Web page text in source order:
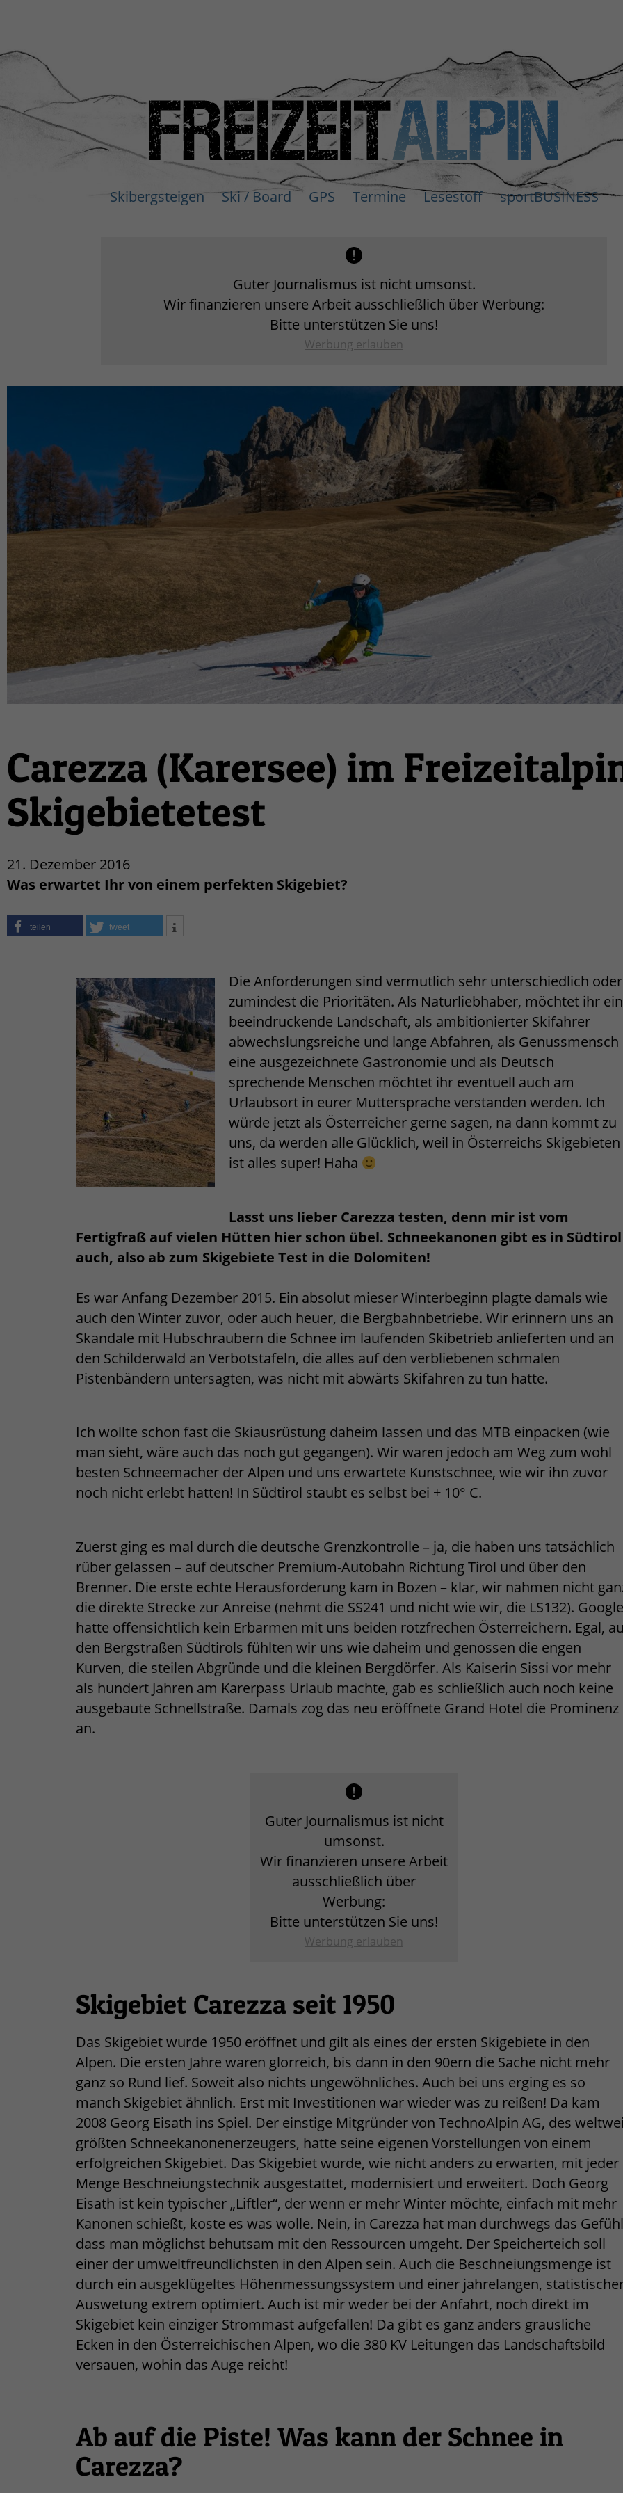
Skibergsteigen Ski / Board GPS Termine Lesestoff sportBUSINESS
Guter Journalismus ist nicht umsonst.
Wir finanzieren unsere Arbeit ausschließlich über Werbung:
Bitte unterstützen Sie uns!
Werbung erlauben
Carezza (Karersee) im
Skigebietetest
21. Dezember 2016
Was erwartet Ihr von einem perfekten Skigebiet?
teilen tweet
Die Anforderungen sind vermutlich sehr unterschiedlich oder
zumindest die Prioritäten. Als Naturliebhaber, möchtet ihr
beeindruckende Landschaft, als ambitionierter Skifahrer
abwechslungsreiche und lange Abfahren, als Genussmensch
eine ausgezeichnete Gastronomie und als Deutsch
sprechende Menschen möchtet ihr eventuell auch am
Urlaubsort in eurer Muttersprache verstanden werden. Ich
würde jetzt als Österreicher gerne sagen, na dann kommt zu
uns, da werden alle Glücklich, weil in Österreichs Skigebieten
ist alles super! Haha
Lasst uns lieber Carezza testen, denn mir ist vom
Fertigfraß auf vielen Hütten hier schon übel. Schneekanonen gibt es in Südtirol
auch, also ab zum Skigebiete Test in die Dolomiten!
Es war Anfang Dezember 2015. Ein absolut mieser Winterbeginn plagte damals wie
auch den Winter zuvor, oder auch heuer, die Bergbahnbetriebe. Wir erinnern uns an
Skandale mit Hubschraubern die Schnee im laufenden Skibetrieb anlieferten und an
den Schilderwald an Verbotstafeln, die alles auf den verbliebenen schmalen
Pistenbändern untersagten, was nicht mit abwärts Skifahren zu tun hatte.
Ich wollte schon fast die Skiausrüstung daheim lassen und das MTB einpacken (wie
man sieht, wäre auch das noch gut gegangen). Wir waren jedoch am Weg zum wohl
besten Schneemacher der Alpen und uns erwartete Kunstschnee, wie wir ihn zuvor
noch nicht erlebt hatten! In Südtirol staubt es selbst bei + 10° C.
Zuerst ging es mal durch die deutsche Grenzkontrolle – ja, die haben uns tatsächlich
rüber gelassen – auf deutscher Premium-Autobahn Richtung Tirol und über den
Brenner. Die erste echte Herausforderung kam in Bozen – klar, wir nahmen nicht
die direkte Strecke zur Anreise (nehmt die SS241 und nicht wie wir, die LS132). Google
hatte offensichtlich kein Erbarmen mit uns beiden rotzfrechen Österreichern. Egal,
den Bergstraßen Südtirols fühlten wir uns wie daheim und genossen die engen
Kurven, die steilen Abgründe und die kleinen Bergdörfer. Als Kaiserin Sissi vor mehr
als hundert Jahren am Karerpass Urlaub machte, gab es schließlich auch noch keine
ausgebaute Schnellstraße. Damals zog das neu eröffnete Grand Hotel die Prominenz
an.
Guter Journalismus ist nicht
umsonst.
Wir finanzieren unsere Arbeit
ausschließlich über
Werbung:
Bitte unterstützen Sie uns!
Werbung erlauben
Skigebiet Carezza seit 1950
Das Skigebiet wurde 1950 eröffnet und gilt als eines der ersten Skigebiete in den
Alpen. Die ersten Jahre waren glorreich, bis dann in den 90ern die Sache nicht mehr
ganz so Rund lief. Soweit also nichts ungewöhnliches. Auch bei uns erging es so
manch Skigebiet ähnlich. Erst mit Investitionen war wieder was zu reißen! Da kam
2008 Georg Eisath ins Spiel. Der einstige Mitgründer von TechnoAlpin AG, des
größten Schneekanonenerzeugers, hatte seine eigenen Vorstellungen von einem
erfolgreichen Skigebiet. Das Skigebiet wurde, wie nicht anders zu erwarten, mit jeder
Menge Beschneiungstechnik ausgestattet, modernisiert und erweitert. Doch Georg
Eisath ist kein typischer „Liftler“, der wenn er mehr Winter möchte, einfach mit mehr
Kanonen schießt, koste es was wolle. Nein, in Carezza hat man durchwegs das
dass man möglichst behutsam mit den Ressourcen umgeht. Der Speicherteich soll
einer der umweltfreundlichsten in den Alpen sein. Auch die Beschneiungsmenge ist
durch ein ausgeklügeltes Höhenmessungssystem und einer jahrelangen,
Auswetung extrem optimiert. Auch ist mir weder bei der Anfahrt, noch direkt im
Skigebiet kein einziger Strommast aufgefallen! Da gibt es ganz anders grausliche
Ecken in den Österreichischen Alpen, wo die 380 KV Leitungen das Landschaftsbild
versauen, wohin das Auge reicht!
Ab auf die Piste! Was kann der Schnee in
Carezza?